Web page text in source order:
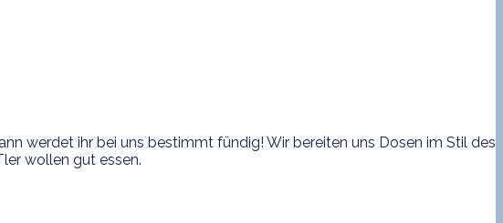
werdet ihr bei uns bestimmt fündig! Wir bereiten uns Dosen im Stil des
wollen gut essen.